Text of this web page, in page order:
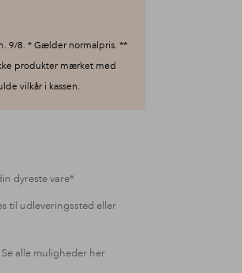
9/8. * Gælder normalpris. **
produkter mærket med
vilkår i kassen.
dyreste vare*
til udleveringssted eller
alle muligheder her